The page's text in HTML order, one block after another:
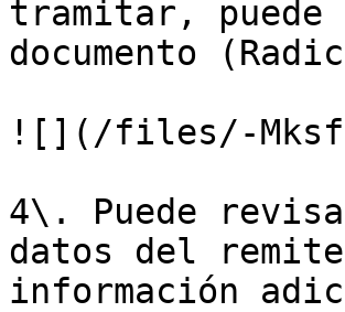
tramitar,
documento
![](/files/-
4\. Puede
datos del
información